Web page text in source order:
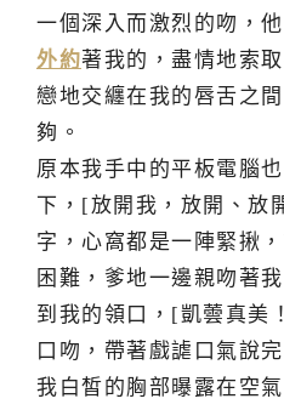
一個深入而激烈的吻，
外約著我的，盡情地索
戀地交纏在我的唇舌之
夠。
原本我手中的平板電腦
下，[放開我，放開、放
字，心窩都是一陣緊揪
困難，爹地一邊親吻著
到我的領口，[凱蕓真美
口吻，帶著戲謔口氣說
我白皙的胸部曝露在空